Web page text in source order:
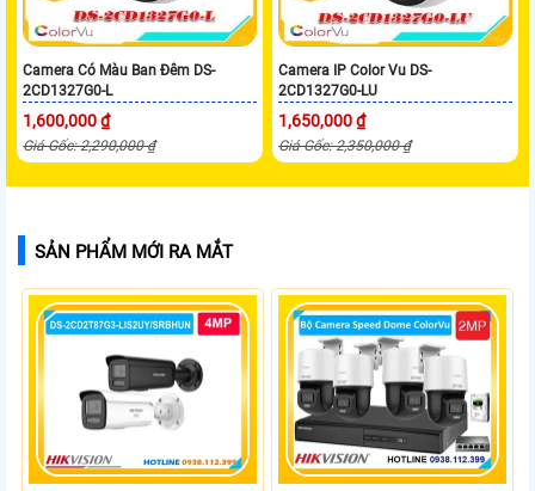
Camera Có Màu Ban Đêm DS-
2CD1327G0-L
1,600,000 ₫
Giá Gốc: 2,290,000 ₫
Camera IP Color Vu DS-
2CD1327G0-LU
1,650,000 ₫
Giá Gốc: 2,350,000 ₫
SẢN PHẨM MỚI RA MẮT